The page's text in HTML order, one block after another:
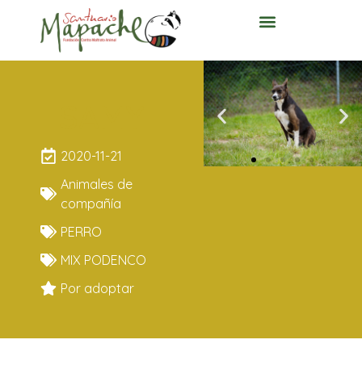
2020-11-21
Animales de
compañía
PERRO
MIX PODENCO
Por adoptar